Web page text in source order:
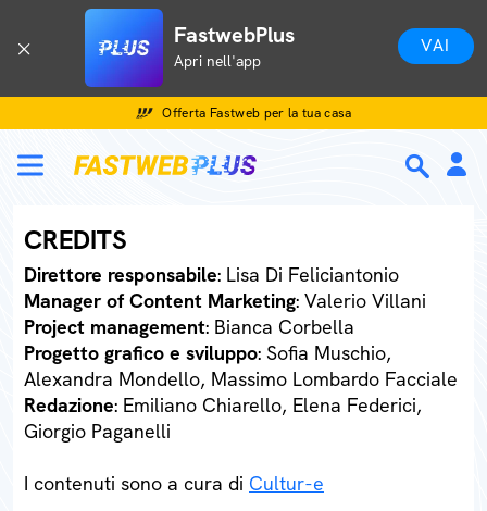
FastwebPlus
Apri nell'app
VAI
Offerta Fastweb per la tua casa
CREDITS
Direttore responsabile: Lisa Di Feliciantonio
Manager of Content Marketing: Valerio Villani
Project management: Bianca Corbella
Progetto grafico e sviluppo: Sofia Muschio,
Alexandra Mondello, Massimo Lombardo Facciale
Redazione: Emiliano Chiarello, Elena Federici,
Giorgio Paganelli
I contenuti sono a cura di Cultur-e